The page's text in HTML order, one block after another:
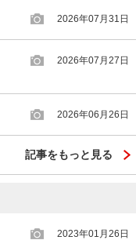
2026年07月31日
2026年07月27日
2026年06月26日
記事をもっと見る
2023年01月26日